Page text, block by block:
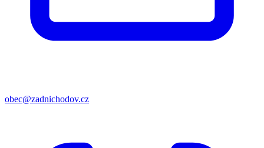
obec@zadnichodov.cz